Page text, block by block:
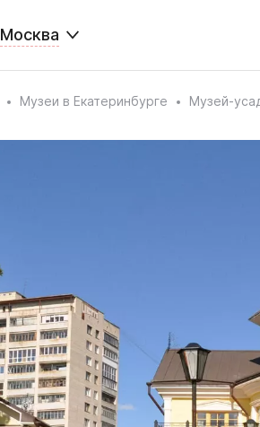
Москва
Музеи в Екатеринбурге Музей-